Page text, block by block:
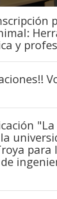
y
para